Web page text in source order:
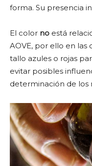
forma. Su presencia
El color no está
AOVE, por ello en las
tallo azules o rojas
evitar posibles
determinación de los